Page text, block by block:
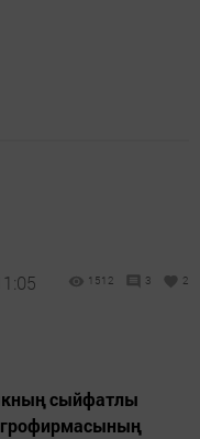
1512 3 2
сыйфатлы